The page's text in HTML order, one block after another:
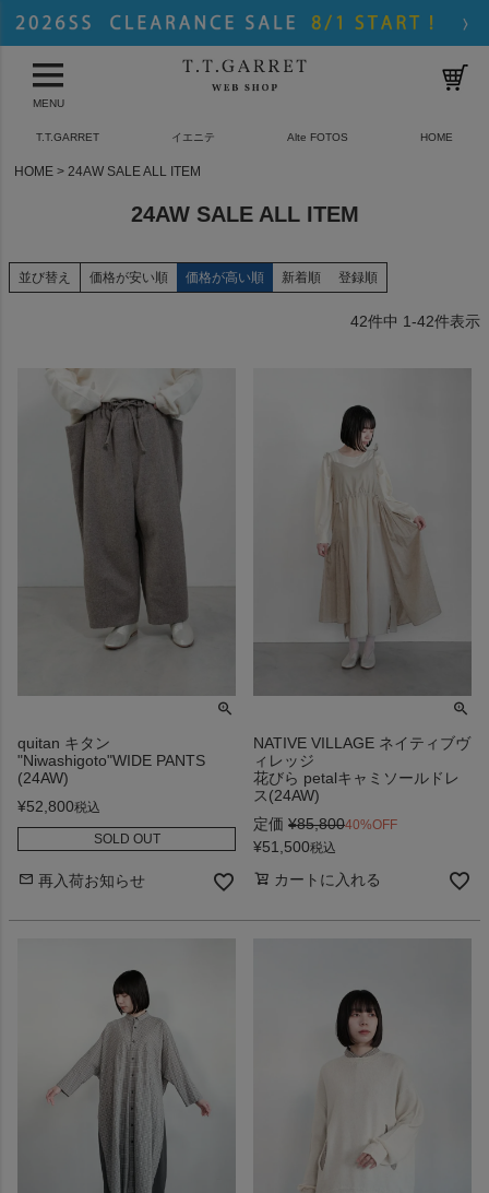
MENU
T.T.GARRET イエニテ Alte FOTOS HOME
HOME 24AW SALE ALL ITEM
24AW SALE ALL ITEM
並び替え 価格が安い順 価格が高い順 新着順 登録順
42件中 1-42件表示
quitan キタン
"Niwashigoto"WIDE PANTS
(24AW)
¥52,800税込
SOLD OUT
再入荷お知らせ
NATIVE VILLAGE ネイティブヴ
ィレッジ
花びら petalキャミソールドレ
ス(24AW)
定価 ¥85,80040%OFF
¥51,500税込
カートに入れる